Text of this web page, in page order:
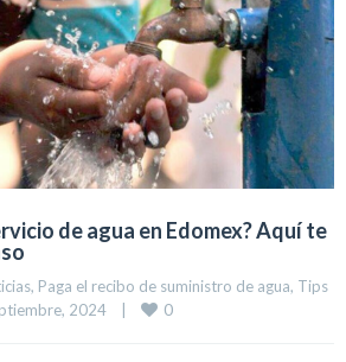
de agua en Edomex? Aquí te
, Paga el recibo de suministro de agua, Tips
2024 | 0